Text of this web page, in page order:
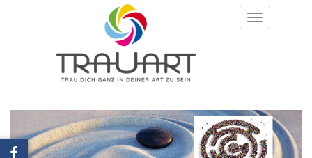
Toggle